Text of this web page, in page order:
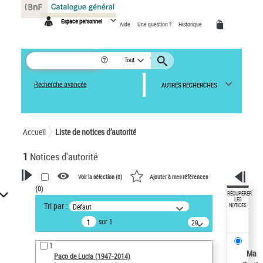
Espace personnel Aide Une question ? Historique
Tout
Recherche avancée AUTRES RECHERCHES
Accueil Liste de notices d’autorité
1 Notices d'autorité
VOTRE RECHERCHE
Recherche avancée dans les
notices d’autorité
Œuvres liées à l'auteur :
Paco de Lucía (1947-2014)
Voir la sélection (0) Ajouter à mes références
(0)
Tri par : Défaut
sur 1
20
résultats/page
1
Paco de Lucía (1947-2014)
RÉCUPÉRER
LES
NOTICES
Ma
Panneau de gestion des cookies